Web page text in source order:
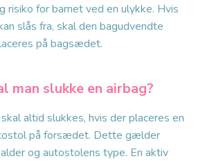
risiko for barnet ved en ulykke. Hvis
slås fra, skal den bagudvendte
på bagsædet.
man slukke en airbag?
altid slukkes, hvis der placeres en
på forsædet. Dette gælder
og autostolens type. En aktiv